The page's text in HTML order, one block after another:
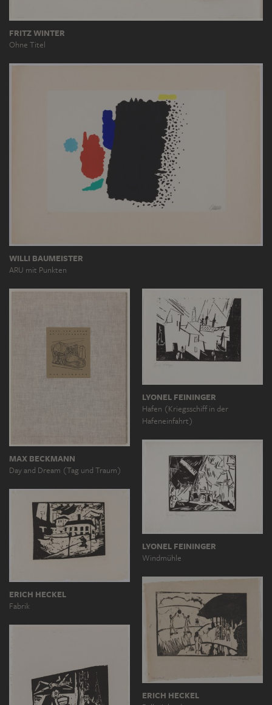
FRITZ WINTER
Ohne Titel
WILLI BAUMEISTER
ARU mit Punkten
MAX BECKMANN
Day and Dream (Tag und Traum)
LYONEL FEININGER
Hafen (Kriegsschiff in der
Hafeneinfahrt)
LYONEL FEININGER
Windmühle
ERICH HECKEL
Fabrik
ERICH HECKEL